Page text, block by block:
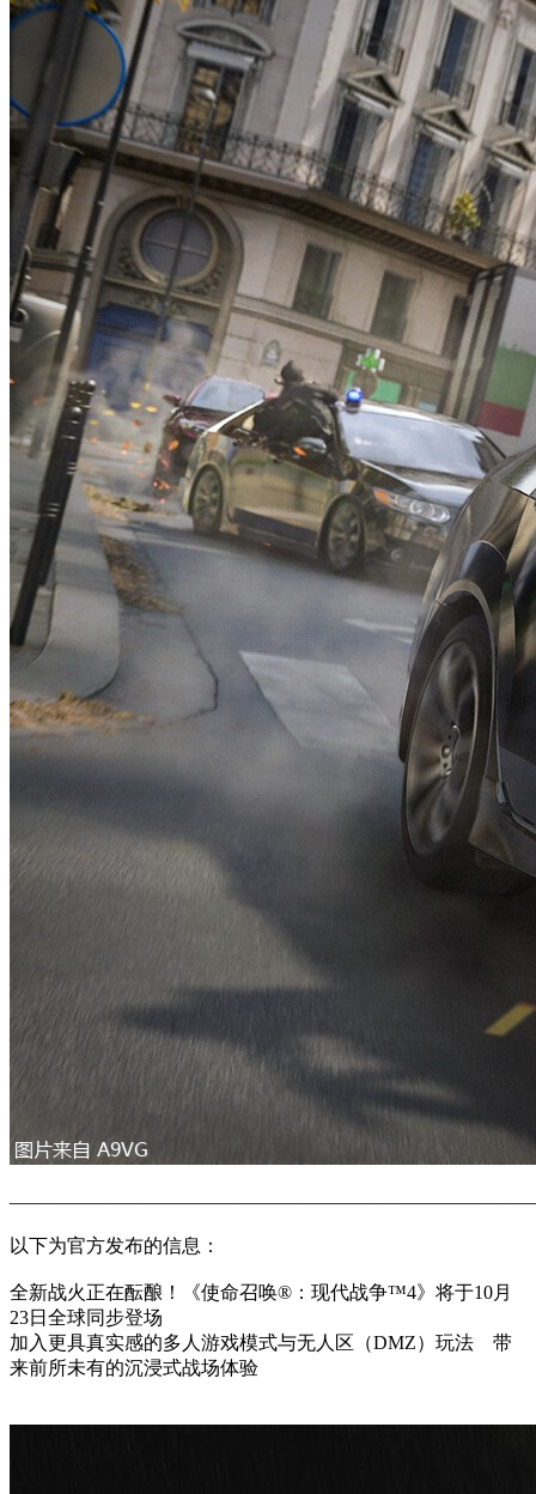
以下为官方发布的信息：
全新战火正在酝酿！《使命召唤®：现代战争™4》将于10月
23日全球同步登场
加入更具真实感的多人游戏模式与无人区（DMZ）玩法 带
来前所未有的沉浸式战场体验